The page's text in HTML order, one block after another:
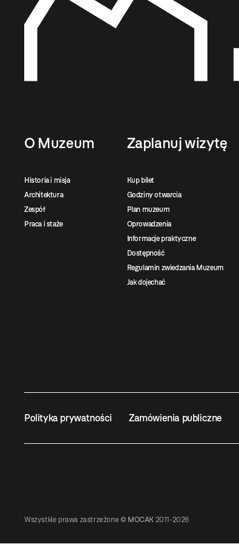
O Muzeum
Historia i misja
Architektura
Zespół
Praca i staże
Zaplanuj wizytę
Kup bilet
Godziny otwarcia
Plan muzeum
Oprowadzenia
Informacje praktyczne
Dostępność
Regulamin zwiedzania Muzeum
Jak dojechać
Polityka prywatności Zamówienia publiczne
Wszystkie prawa zastrzeżone © MOCAK 2011-2026